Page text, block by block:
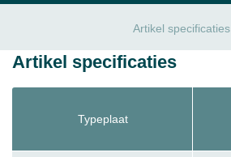
Artikel specificaties
Artikel specificaties
Typeplaat